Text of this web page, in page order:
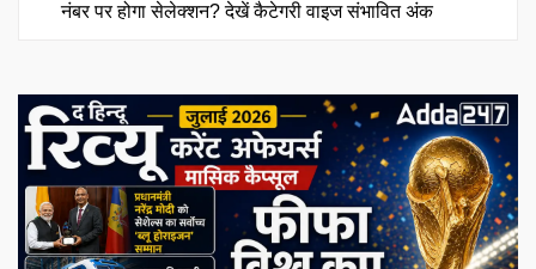
नंबर पर होगा सेलेक्शन? देखें कैटेगरी वाइज संभावित अंक